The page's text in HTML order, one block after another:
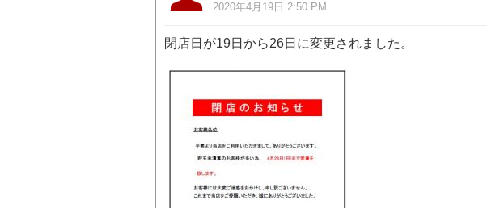
2020年4月19日 2:50 PM
閉店日が19日から26日に変更されました。